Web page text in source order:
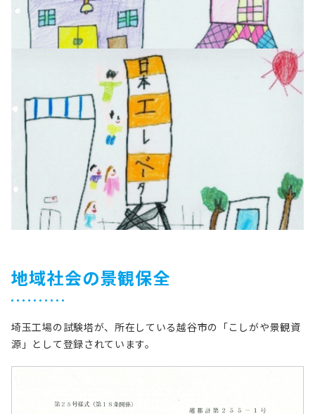
地域社会の景観保全
埼玉工場の試験塔が、所在している越谷市の「こしがや景観資
源」として登録されています。